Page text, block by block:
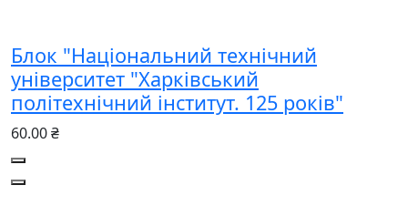
Блок "Національний технічний
університет "Харківський
політехнічний інститут. 125 років"
60.00 ₴